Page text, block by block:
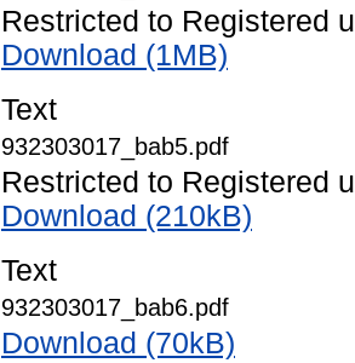
Restricted to Registered
Download (1MB)
Text
932303017_bab5.pdf
Restricted to Registered
Download (210kB)
Text
932303017_bab6.pdf
Download (70kB)